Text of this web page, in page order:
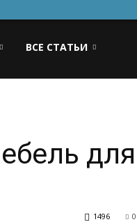
ВСЕ СТАТЬИ
для
0
1496